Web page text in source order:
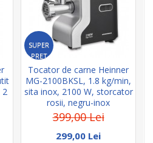
2
SUPER
PRET
Tocator de carne Heinner
MG-2100BKSL, 1.8 kg/min,
sita inox, 2100 W, storcator
rosii, negru-inox
399,00 Lei
299,00 Lei